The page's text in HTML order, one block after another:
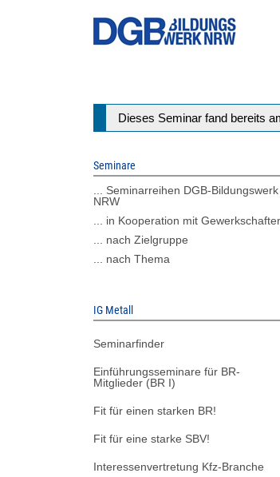
Statusmeldung
Dieses Seminar fand bereits
Seminare
... Seminarreihen DGB-Bildungswerk
NRW
... in Kooperation mit
... nach Zielgruppe
... nach Thema
IG Metall
Seminarfinder
Einführungsseminare für BR-
Mitglieder (BR I)
Fit für einen starken BR!
Fit für eine starke SBV!
Interessenvertretung Kfz-Branche